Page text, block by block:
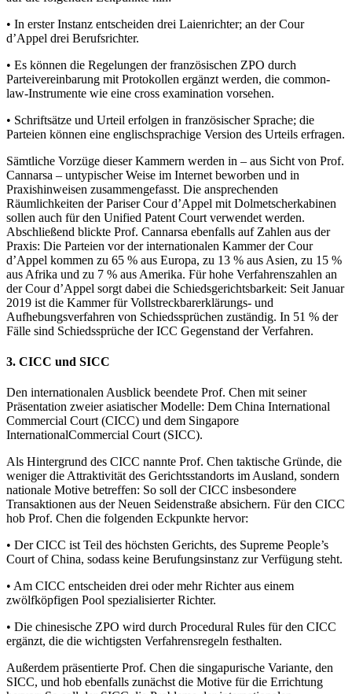
• In erster Instanz entscheiden drei Laienrichter; an der Cour
d’Appel drei Berufsrichter.
• Es können die Regelungen der französischen ZPO durch
Parteivereinbarung mit Protokollen ergänzt werden, die common-
law-Instrumente wie eine cross examination vorsehen.
• Schriftsätze und Urteil erfolgen in französischer Sprache; die
Parteien können eine englischsprachige Version des Urteils erfragen.
Sämtliche Vorzüge dieser Kammern werden in – aus Sicht von Prof.
Cannarsa – untypischer Weise im Internet beworben und in
Praxishinweisen zusammengefasst. Die ansprechenden
Räumlichkeiten der Pariser Cour d’Appel mit Dolmetscherkabinen
sollen auch für den Unified Patent Court verwendet werden.
Abschließend blickte Prof. Cannarsa ebenfalls auf Zahlen aus der
Praxis: Die Parteien vor der internationalen Kammer der Cour
d’Appel kommen zu 65 % aus Europa, zu 13 % aus Asien, zu 15 %
aus Afrika und zu 7 % aus Amerika. Für hohe Verfahrenszahlen an
der Cour d’Appel sorgt dabei die Schiedsgerichtsbarkeit: Seit Januar
2019 ist die Kammer für Vollstreckbarerklärungs- und
Aufhebungsverfahren von Schiedssprüchen zuständig. In 51 % der
Fälle sind Schiedssprüche der ICC Gegenstand der Verfahren.
3. CICC und SICC
Den internationalen Ausblick beendete Prof. Chen mit seiner
Präsentation zweier asiatischer Modelle: Dem China International
Commercial Court (CICC) und dem Singapore
InternationalCommercial Court (SICC).
Als Hintergrund des CICC nannte Prof. Chen taktische Gründe, die
weniger die Attraktivität des Gerichtsstandorts im Ausland, sondern
nationale Motive betreffen: So soll der CICC insbesondere
Transaktionen aus der Neuen Seidenstraße absichern. Für den CICC
hob Prof. Chen die folgenden Eckpunkte hervor:
• Der CICC ist Teil des höchsten Gerichts, des Supreme People’s
Court of China, sodass keine Berufungsinstanz zur Verfügung steht.
• Am CICC entscheiden drei oder mehr Richter aus einem
zwölfköpfigen Pool spezialisierter Richter.
• Die chinesische ZPO wird durch Procedural Rules für den CICC
ergänzt, die die wichtigsten Verfahrensregeln festhalten.
Außerdem präsentierte Prof. Chen die singapurische Variante, den
SICC, und hob ebenfalls zunächst die Motive für die Errichtung